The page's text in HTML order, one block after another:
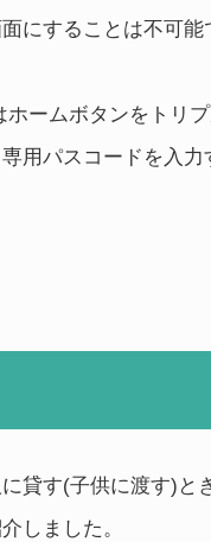
にすることは不可能
ホームボタンをトリ
用パスコードを入力
貸す(子供に渡す)と
しました。